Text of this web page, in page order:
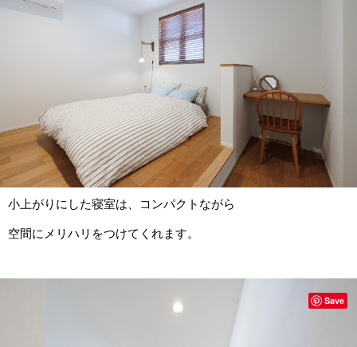
小上がりにした寝室は、コンパクトながら
空間にメリハリをつけてくれます。
Save